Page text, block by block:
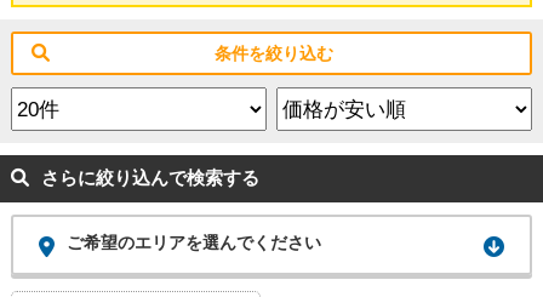
条件を絞り込む
さらに絞り込んで検索する
ご希望のエリアを選んでください